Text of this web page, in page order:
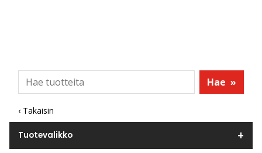
Hae »
‹ Takaisin
Tuotevalikko